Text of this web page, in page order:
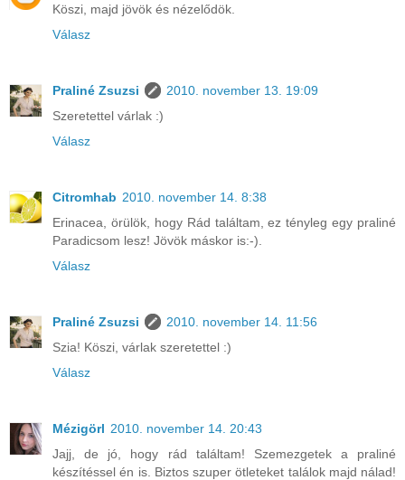
Köszi, majd jövök és nézelődök.
Válasz
Praliné Zsuzsi
2010. november 13. 19:09
Szeretettel várlak :)
Válasz
Citromhab 2010. november 14. 8:38
Erinacea, örülök, hogy Rád találtam, ez tényleg egy praliné
Paradicsom lesz! Jövök máskor is:-).
Válasz
Praliné Zsuzsi
2010. november 14. 11:56
Szia! Köszi, várlak szeretettel :)
Válasz
Mézigörl 2010. november 14. 20:43
Jajj, de jó, hogy rád találtam! Szemezgetek a praliné
készítéssel én is. Biztos szuper ötleteket találok majd nálad!